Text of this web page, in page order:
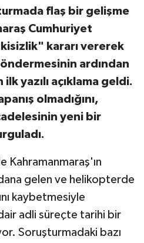
flaş bir gelişme
Cumhuriyet
kararı vererek
ardından
yazılı açıklama geldi.
olmadığını,
yeni bir
gelen ve helikopterde
kaybetmesiyle
adli süreçte tarihi bir
Soruşturmadaki bazı